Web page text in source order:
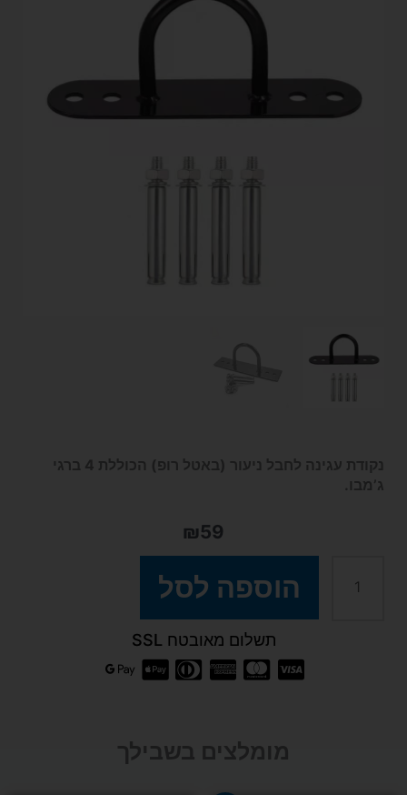
נקודת עגינה לחבל ניעור (באטל רופ) הכוללת 4 ברגי
ג’מבו.
₪59
הוספה לסל
תשלום מאובטח SSL
מומלצים בשבילך